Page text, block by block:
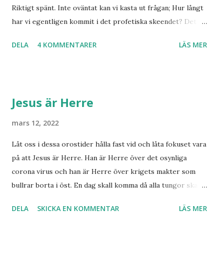
Riktigt spänt. Inte oväntat kan vi kasta ut frågan; Hur långt
har vi egentligen kommit i det profetiska skeendet? Det
särskilt långt kvar till Jesu tillkommelse. Finns det något
i Norge sett tredje världskriget bryta ut någon koppling
och gudsmannen Anton Johanson såg många syner och
uppenbarelser som redan skedde under hans egen levnad.
Han dog 1928. Skandinavien har knappast haft någon profet
av hans kaliber när det gäller drömmar och syner som just
han såg angåe...
DELA 4 KOMMENTARER LÄS MER
Jesus är Herre
mars 12, 2022
Låt oss i dessa orostider hålla fast vid och låta fokuset vara
på att Jesus är Herre. Han är Herre över det osynliga
corona virus och han är Herre över krigets makter som
bullrar borta i öst. En dag skall komma då alla tungor skall
jorden att Jesus Kristus är Herre! Ära Halleluja! Detta är
DELA SKICKA EN KOMMENTAR LÄS MER